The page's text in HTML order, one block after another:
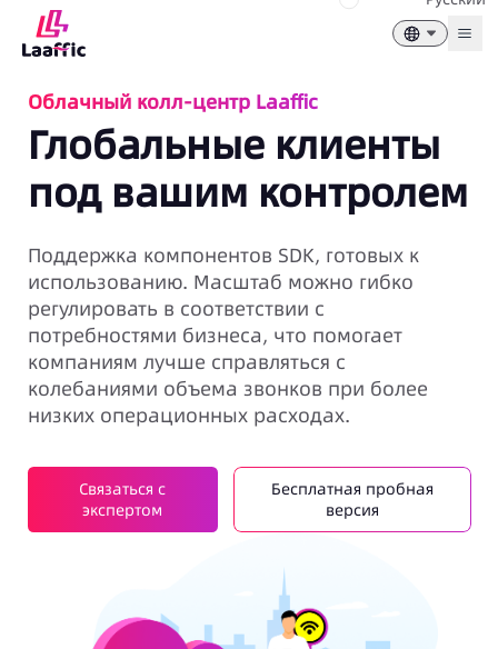
Облачный колл-центр Laaffic
Глобальные клиенты
под вашим контролем
Поддержка компонентов SDK, готовых к
использованию. Масштаб можно гибко
регулировать в соответствии с
потребностями бизнеса, что помогает
компаниям лучше справляться с
колебаниями объема звонков при более
низких операционных расходах.
Связаться с
экспертом
Бесплатная пробная
версия